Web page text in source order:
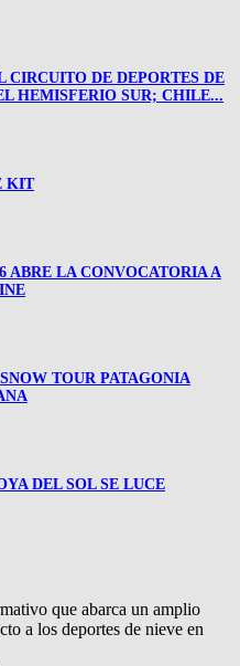
CIRCUITO DE DEPORTES DE
HEMISFERIO SUR; CHILE...
KIT
ABRE LA CONVOCATORIA A
TOUR PATAGONIA
DEL SOL SE LUCE
que abarca un amplio
a los deportes de nieve en